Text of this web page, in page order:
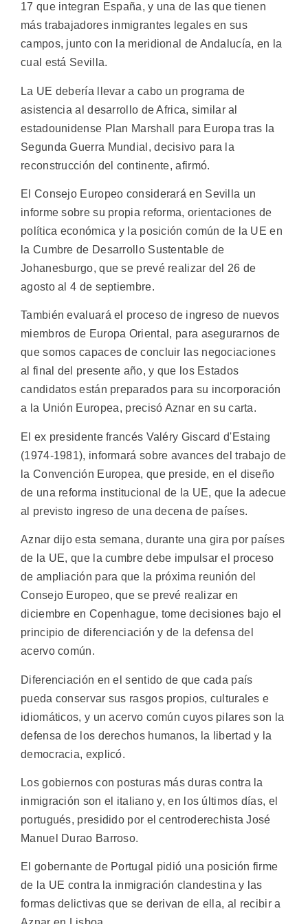
17 que integran España, y una de las que tienen
más trabajadores inmigrantes legales en sus
campos, junto con la meridional de Andalucía, en la
cual está Sevilla.
La UE debería llevar a cabo un programa de
asistencia al desarrollo de Africa, similar al
estadounidense Plan Marshall para Europa tras la
Segunda Guerra Mundial, decisivo para la
reconstrucción del continente, afirmó.
El Consejo Europeo considerará en Sevilla un
informe sobre su propia reforma, orientaciones de
política económica y la posición común de la UE en
la Cumbre de Desarrollo Sustentable de
Johanesburgo, que se prevé realizar del 26 de
agosto al 4 de septiembre.
También evaluará el proceso de ingreso de nuevos
miembros de Europa Oriental, para asegurarnos de
que somos capaces de concluir las negociaciones
al final del presente año, y que los Estados
candidatos están preparados para su incorporación
a la Unión Europea, precisó Aznar en su carta.
El ex presidente francés Valéry Giscard d'Estaing
(1974-1981), informará sobre avances del trabajo de
la Convención Europea, que preside, en el diseño
de una reforma institucional de la UE, que la adecue
al previsto ingreso de una decena de países.
Aznar dijo esta semana, durante una gira por países
de la UE, que la cumbre debe impulsar el proceso
de ampliación para que la próxima reunión del
Consejo Europeo, que se prevé realizar en
diciembre en Copenhague, tome decisiones bajo el
principio de diferenciación y de la defensa del
acervo común.
Diferenciación en el sentido de que cada país
pueda conservar sus rasgos propios, culturales e
idiomáticos, y un acervo común cuyos pilares son la
defensa de los derechos humanos, la libertad y la
democracia, explicó.
Los gobiernos con posturas más duras contra la
inmigración son el italiano y, en los últimos días, el
portugués, presidido por el centroderechista José
Manuel Durao Barroso.
El gobernante de Portugal pidió una posición firme
de la UE contra la inmigración clandestina y las
formas delictivas que se derivan de ella, al recibir a